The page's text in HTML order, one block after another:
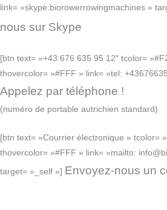
link= »skype:biorowerrowingmachines »
nous sur Skype
[btn text= »+43 676 635 95 12″ tcolor=
thovercolor= »#FFF » link= »tel:
Appelez par téléphone !
(numéro de portable autrichien standard)
[btn text= »Courrier électronique » tcolor=
thovercolor= »#FFF » link= »mailto:
target= »_self »] Envoyez-nous un